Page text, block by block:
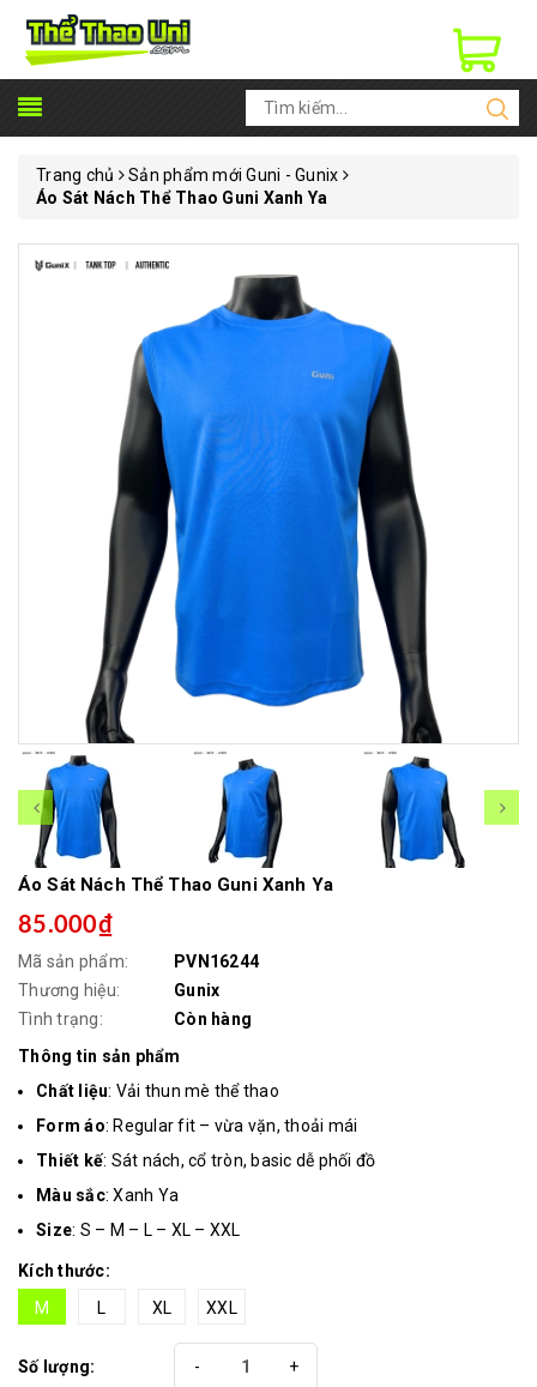
Trang chủ
Sản phẩm mới Guni - Gunix
Áo Sát Nách Thể Thao Guni Xanh Ya
Áo Sát Nách Thể Thao Guni Xanh Ya
85.000₫
Mã sản phẩm:
PVN16244
Thương hiệu:
Gunix
Tình trạng:
Còn hàng
Thông tin sản phẩm
Chất liệu: Vải thun mè thể thao
Form áo: Regular fit – vừa vặn, thoải mái
Thiết kế: Sát nách, cổ tròn, basic dễ phối đồ
Màu sắc: Xanh Ya
Size: S – M – L – XL – XXL
Kích thước:
M
L XL XXL
Số lượng: +
-